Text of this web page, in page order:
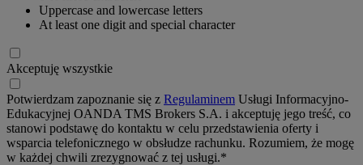
Uppercase and lowercase letters
At least one digit and special character
Akceptuję wszystkie
Potwierdzam zapoznanie się z Regulaminem Usługi Informacyjno-
Edukacyjnej OANDA TMS Brokers S.A. i akceptuję jego treść, co
stanowi podstawę do kontaktu w celu przedstawienia oferty i
wsparcia telefonicznego w obsłudze rachunku. Rozumiem, że mogę
w każdej chwili zrezygnować z tej usługi.*